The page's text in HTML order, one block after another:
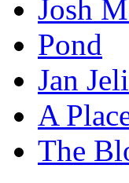
Josh
Pond
Jan
A
The